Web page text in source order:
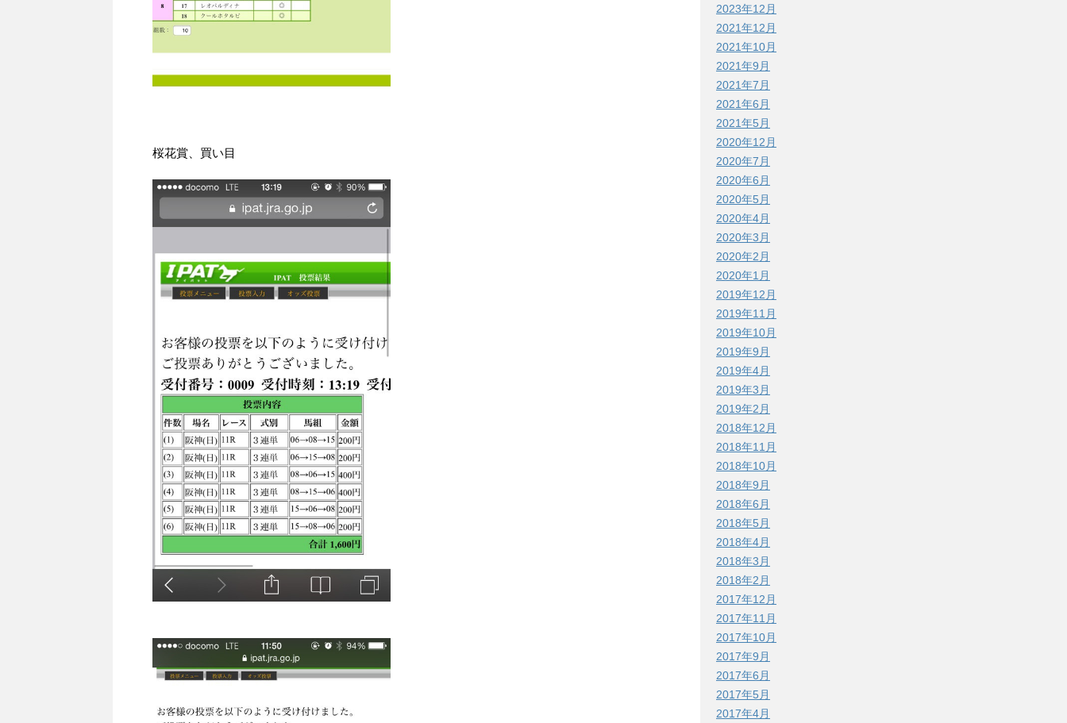
桜花賞、買い目
2023年12月
2021年12月
2021年10月
2021年9月
2021年7月
2021年6月
2021年5月
2020年12月
2020年7月
2020年6月
2020年5月
2020年4月
2020年3月
2020年2月
2020年1月
2019年12月
2019年11月
2019年10月
2019年9月
2019年4月
2019年3月
2019年2月
2018年12月
2018年11月
2018年10月
2018年9月
2018年6月
2018年5月
2018年4月
2018年3月
2018年2月
2017年12月
2017年11月
2017年10月
2017年9月
2017年6月
2017年5月
2017年4月